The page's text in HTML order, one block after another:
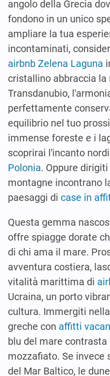
angolo della Grecia
fondono in un unico
ampliare la tua
incontaminati,
airbnb Zelena Laguna
cristallino abbraccia la
Transdanubio,
perfettamente
equilibrio nel tuo
immense foreste e i
scoprirai l'incanto
Polonia. Oppure
montagne incontrano
paesaggi di case in
Questa gemma
offre spiagge dorate
di chi ama il mare.
avventura costiera,
vitalità marittima di
Ucraina, un porto
cultura. Immergiti
greche con affitti
blu del mare
mozzafiato. Se
del Mar Baltico, le